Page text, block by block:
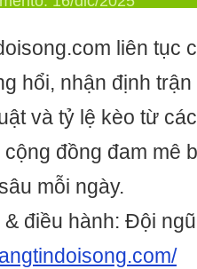
liên tục
hổi, nhận định
và tỷ lệ kèo từ
cộng đồng đam mê
mỗi ngày.
& điều hành: Đội ngũ